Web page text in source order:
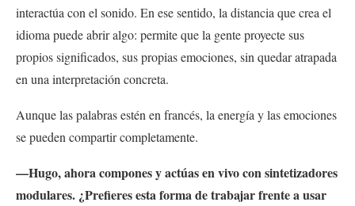
interactúa con el sonido. En ese sentido, la distancia que crea el
idioma puede abrir algo: permite que la gente proyecte sus
propios significados, sus propias emociones, sin quedar atrapada
en una interpretación concreta.
Aunque las palabras estén en francés, la energía y las emociones
se pueden compartir completamente.
—Hugo, ahora compones y actúas en vivo con sintetizadores
modulares. ¿Prefieres esta forma de trabajar frente a usar